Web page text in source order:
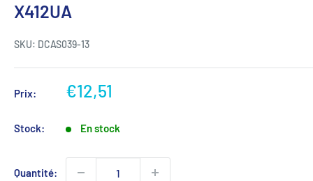
X412UA
SKU: DCAS039-13
Prix:
Prix
€12,51
Stock: En stock
Quantité: